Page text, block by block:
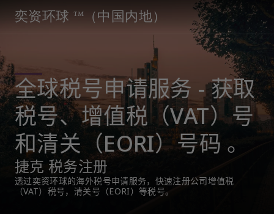
奕资环球 ™（中国内地）
全球税号申请服务 - 获取
税号、增值税（VAT）号
和清关（EORI）号码 。
捷克 税务注册
透过奕资环球的海外税号申请服务，快速注册公司增值税
（VAT）税号，清关号（EORI）等税号。